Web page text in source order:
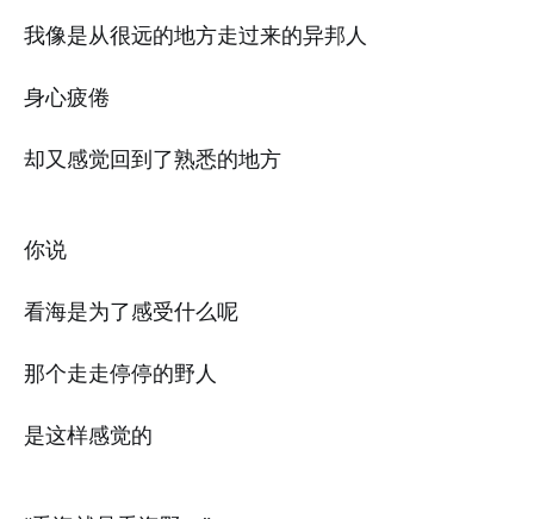
我像是从很远的地方走过来的异邦人
身心疲倦
却又感觉回到了熟悉的地方
你说
看海是为了感受什么呢
那个走走停停的野人
是这样感觉的